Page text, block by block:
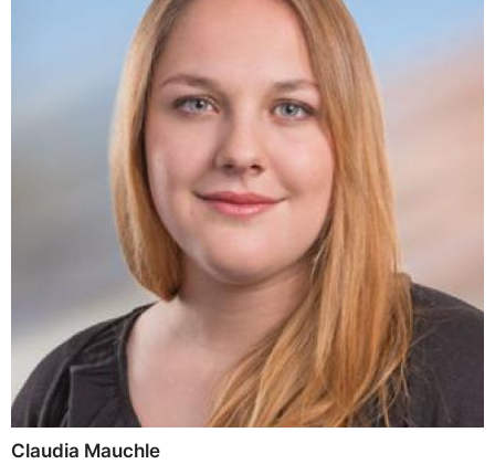
Claudia Mauchle